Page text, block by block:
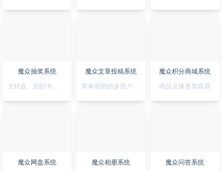
魔众抽奖系统
大转盘、刮刮卡、积分、红包一站全搞定
魔众文章投稿系统
简单易用的多用户文章投稿系统
魔众积分商城系统
商品兑换更加容易
魔众网盘系统
魔众相册系统
魔众问答系统